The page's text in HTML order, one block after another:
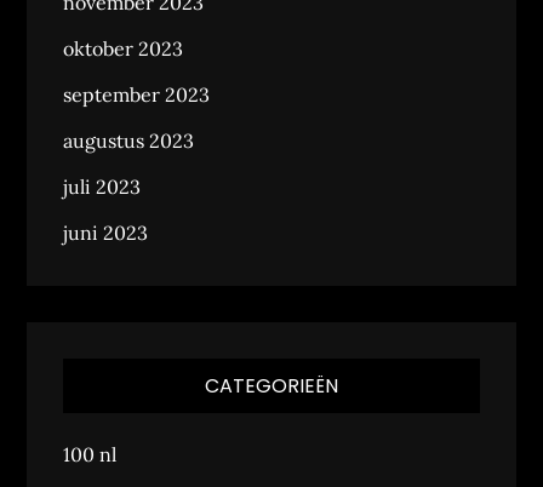
oktober 2023
september 2023
augustus 2023
juli 2023
juni 2023
CATEGORIEËN
100 nl